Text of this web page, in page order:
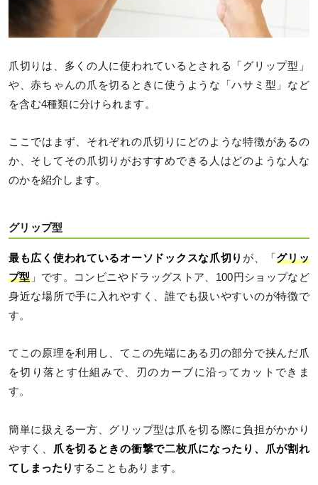
爪切りは、多くの人に使われているとされる「グリップ型」
や、赤ちゃんの爪を切るときに使うような「ハサミ型」など
を含む4種類に分けられます。
ここではまず、それぞれの爪切りにどのような特徴があるの
か、そしてその爪切りがおすすめできる人はどのような人な
のかを紹介します。
グリップ型
最も広く使われているオーソドックスな爪切り が、「グリッ
プ型」です。コンビニやドラッグストア、100円ショップなど
身近な場所で手に入れやすく、誰でも扱いやすいのが特徴で
す。
てこの原理を利用し、てこの先端にある刃の部分で挟んだ爪
を切り落とす仕組みで、刃のカーブに沿ってカットできま
す。
簡単に扱える一方、グリップ型は爪を切る際に負担がかかり
やすく、
爪を切るときの衝撃で二枚爪になったり、爪が割れ
てしまったり することもあります。